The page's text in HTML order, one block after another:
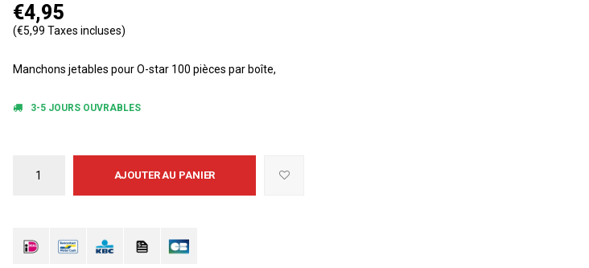
€4,95
(€5,99 Taxes incluses)
Manchons jetables pour O-star 100 pièces par boîte,
3-5 JOURS OUVRABLES
AJOUTER AU PANIER